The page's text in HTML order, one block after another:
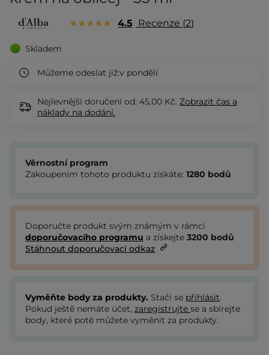
4.5 Recenze 2
Skladem
Můžeme odeslat již:v pondělí
Nejlevnější doručení od: 45,00 Kč. Zobrazit čas a
náklady na dodání.
Věrnostní program
Zakoupením tohoto produktu získáte: 1280 bodů
Doporučte produkt svým známým v rámci
doporučovacího programu a získejte 3200 bodů
Stáhnout doporučovací odkaz
Vyměňte body za produkty. Stačí se přihlásit.
Pokud ještě nemáte účet, zaregistrujte se a sbírejte
body, které poté můžete vyměnit za produkty.